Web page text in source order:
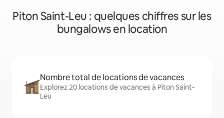
Piton Saint-Leu : quelques chiffres sur les
bungalows en location
Nombre total de locations de vacances
Explorez 20 locations de vacances à Piton Saint-
Leu